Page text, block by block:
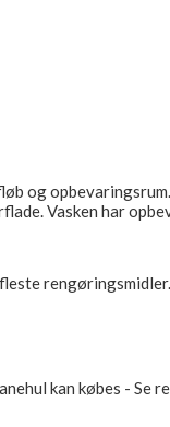
og
Vasken har
rengøringsmidler.
kan købes - Se